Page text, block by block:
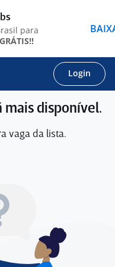
Login
mais disponível.
vaga da lista.
para
GRÁTIS!!